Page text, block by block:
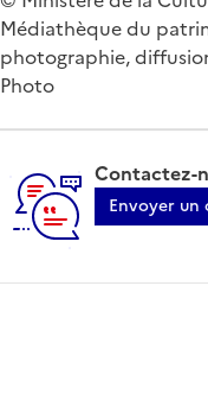
Médiathèque du
photographie,
Photo
Contactez-
Envoyer un